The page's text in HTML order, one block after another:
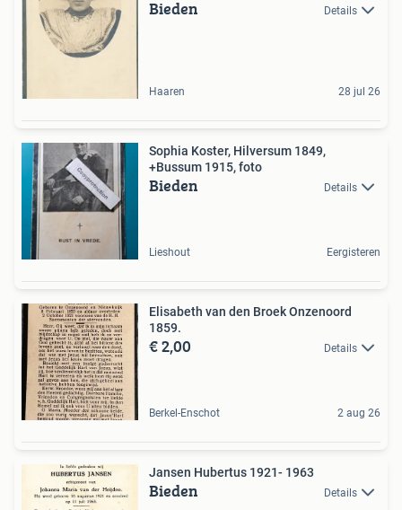
Bieden Details
Haaren 28 jul 26
Sophia Koster, Hilversum 1849,
+Bussum 1915, foto
Bieden Details
Lieshout Eergisteren
Elisabeth van den Broek Onzenoord
1859.
€ 2,00 Details
Berkel-Enschot 2 aug 26
Jansen Hubertus 1921- 1963
Bieden Details